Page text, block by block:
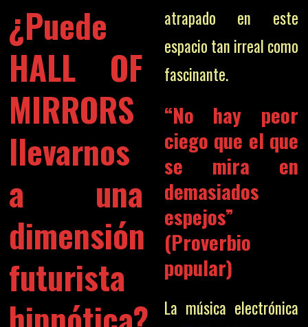
¿Puede
HALL OF
MIRRORS
llevarnos
a una
dimensión
futurista
atrapado en este
espacio tan irreal como
fascinante.
“No hay peor
ciego que el que
se mira en
demasiados
espejos”
(Proverbio
popular)
La música electrónica